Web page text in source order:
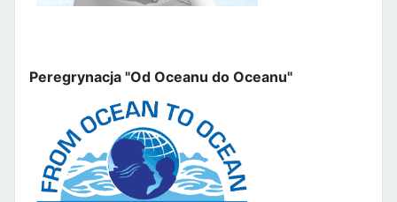
Peregrynacja "Od Oceanu do Oceanu"